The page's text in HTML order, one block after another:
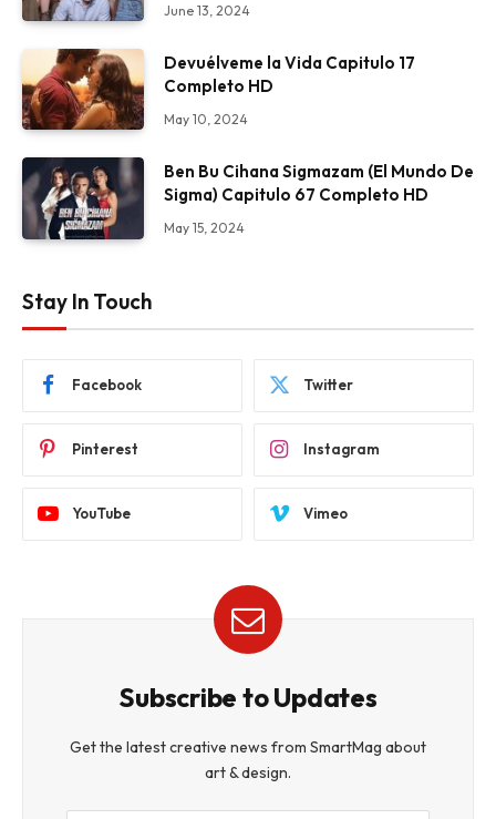
June 13, 2024
Devuélveme la Vida Capitulo 17
Completo HD
May 10, 2024
Ben Bu Cihana Sigmazam (El Mundo De
Sigma) Capitulo 67 Completo HD
May 15, 2024
Stay In Touch
Facebook Twitter
Pinterest Instagram
YouTube Vimeo
Subscribe to Updates
Get the latest creative news from SmartMag about
art & design.